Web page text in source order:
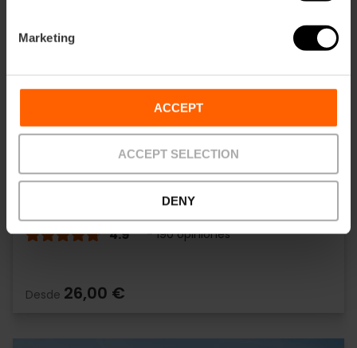
Marketing
ACCEPT
ACCEPT SELECTION
DENY
Paseo en barca y paella en l'Albufera
4.9 - 190 opiniones
Desde 26,00 €